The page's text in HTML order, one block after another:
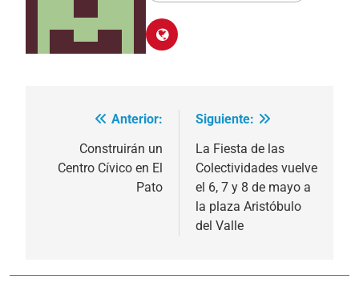
Navegación
Anterior:
Construirán un
Centro Cívico en El
Pato
Siguiente:
La Fiesta de las
Colectividades vuelve
el 6, 7 y 8 de mayo a
la plaza Aristóbulo
del Valle